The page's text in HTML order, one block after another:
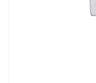
Χάσατε τον κωδικό σας ?